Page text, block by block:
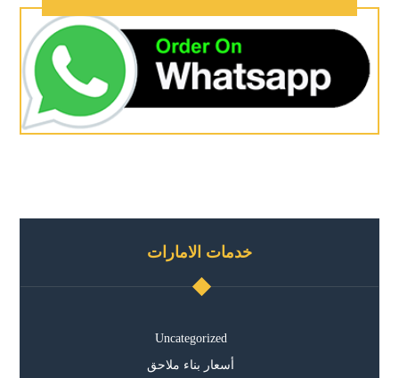
خدمات الامارات
Uncategorized
أسعار بناء ملاحق